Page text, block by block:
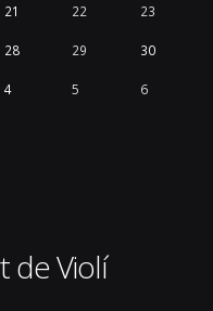
21 22 23
28 29 30
4 5
6
de Violí